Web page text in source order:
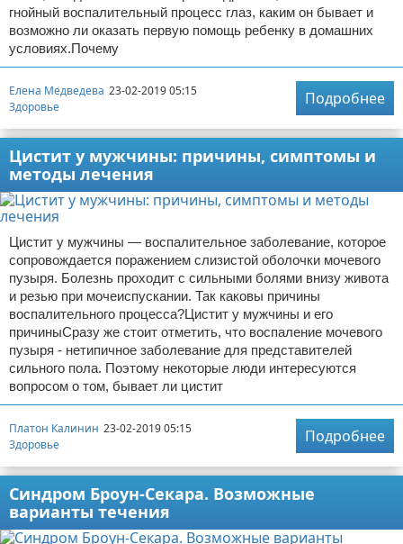
гнойный воспалительный процесс глаз, каким он бывает и
возможно ли оказать первую помощь ребенку в домашних
условиях.Почему
Елена Медведева 23-02-2019 05:15
Здоровье
Подробнее
Цистит у мужчины: причины, симптомы и
методы лечения
Цистит у мужчины — воспалительное заболевание, которое
сопровождается поражением слизистой оболочки мочевого
пузыря. Болезнь проходит с сильными болями внизу живота
и резью при мочеиспускании. Так каковы причины
воспалительного процесса?Цистит у мужчины и его
причиныСразу же стоит отметить, что воспаление мочевого
пузыря - нетипичное заболевание для представителей
сильного пола. Поэтому некоторые люди интересуются
вопросом о том, бывает ли цистит
Платон Калинин 23-02-2019 05:15
Здоровье
Подробнее
Синдром Броун-Секара. Возможные
варианты течения